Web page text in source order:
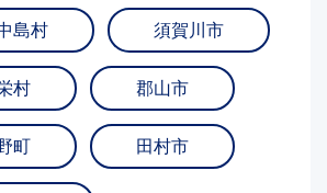
島村 須賀川市
村 郡山市
町 田村市